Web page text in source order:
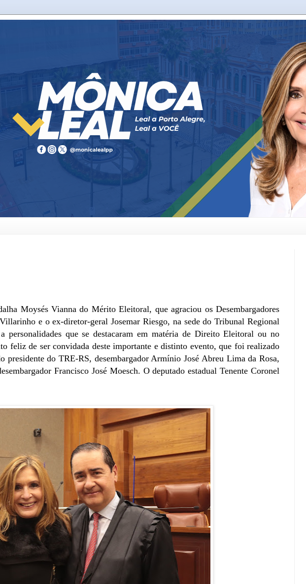
Moysés Vianna do Mérito Eleitoral, que agraciou os Desembargadores
e o ex-diretor-geral Josemar Riesgo, na sede do Tribunal Regional
personalidades que se destacaram em matéria de Direito Eleitoral ou no
feliz de ser convidada deste importante e distinto evento, que foi realizado
presidente do TRE-RS, desembargador Armínio José Abreu Lima da Rosa,
Francisco José Moesch. O deputado estadual Tenente Coronel